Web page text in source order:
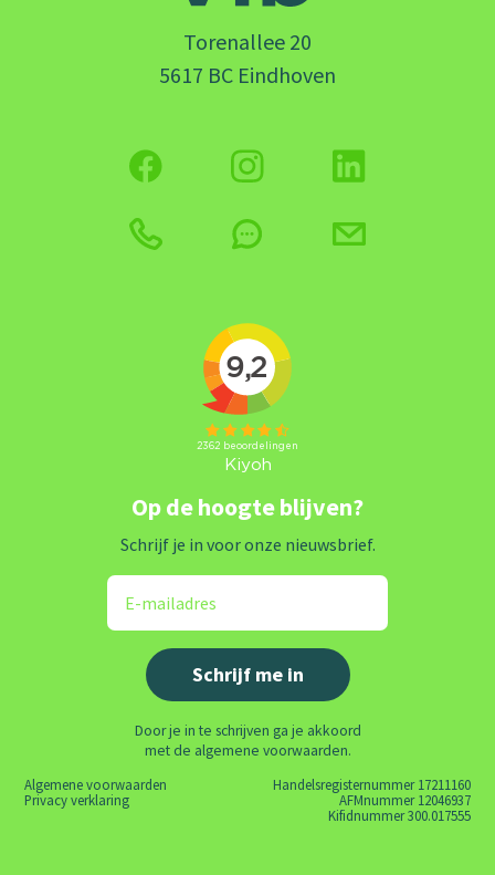
Torenallee 20
5617 BC Eindhoven
Op de hoogte blijven?
Schrijf je in voor onze nieuwsbrief.
Door je in te schrijven ga je akkoord
met de algemene voorwaarden.
Algemene voorwaarden
Privacy verklaring
Handelsregisternummer 17211160
AFMnummer 12046937
Kifidnummer 300.017555